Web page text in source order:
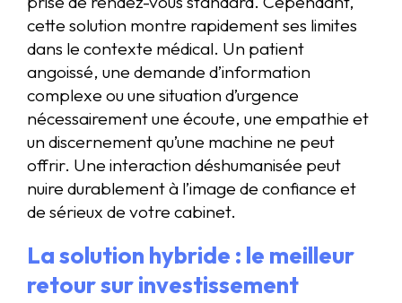
cette solution montre rapidement ses limites
dans le contexte médical. Un patient
angoissé, une demande d’information
complexe ou une situation d’urgence
nécessairement une écoute, une empathie et
un discernement qu’une machine ne peut
offrir. Une interaction déshumanisée peut
nuire durablement à l’image de confiance et
de sérieux de votre cabinet.
La solution hybride : le meilleur
retour sur investissement